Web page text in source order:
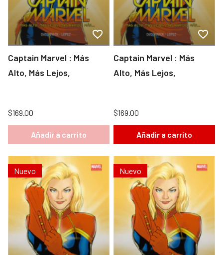
Captain Marvel : Más
Alto, Más Lejos,
$169.00
Añadir a carrito
Captain Marvel : Más
Alto, Más Lejos,
$169.00
Añadir a carrito
Nuevo Nuevo